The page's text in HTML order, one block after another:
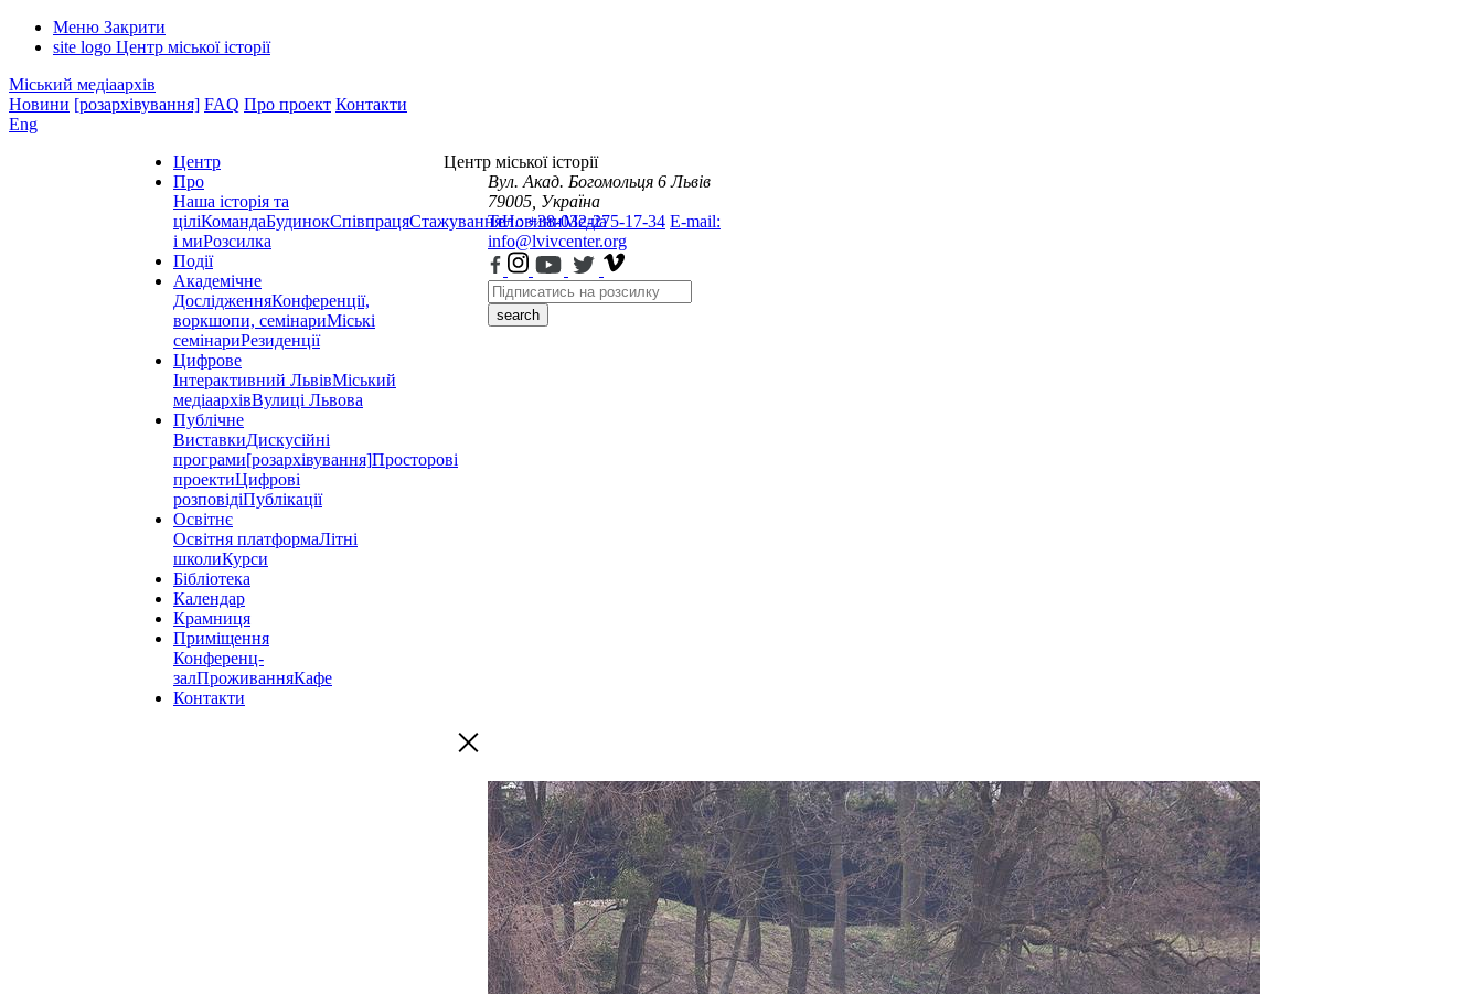
Меню Закрити
site logo Центр міської історії
Міський медіаархів
Новини [розархівування] FAQ Про проект Контакти
Eng
Центр
Про
Наша історія та
ціліКомандаБудинокСпівпрацяСтажуванняНовиниМедіа
і миРозсилка
Події
Академічне
ДослідженняКонференції,
воркшопи, семінариМіські
семінариРезиденції
Цифрове
Інтерактивний ЛьвівМіський
медіаархівВулиці Львова
Публічне
ВиставкиДискусійні
програми[розархівування]Просторові
проектиЦифрові
розповідіПублікації
Освітнє
Освітня платформаЛітні
школиКурси
Бібліотека
Календар
Крамниця
Приміщення
Конференц-
залПроживанняКафе
Контакти
Центр міської історії
Вул. Акад. Богомольця 6 Львів
79005, Україна
Тел.: +38-032-275-17-34 E-mail:
info@lvivcenter.org
search